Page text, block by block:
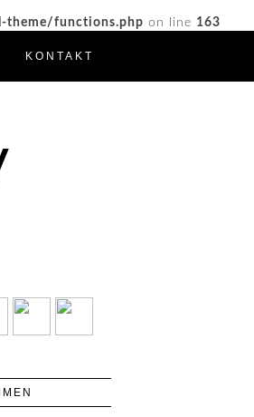
theme/functions.php on line 163
KONTAKT